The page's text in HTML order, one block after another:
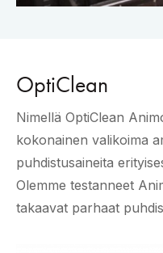
OptiClean
Nimellä OptiClean
kokonainen valikoima
puhdistusaineita
Olemme testanneet
takaavat parhaat